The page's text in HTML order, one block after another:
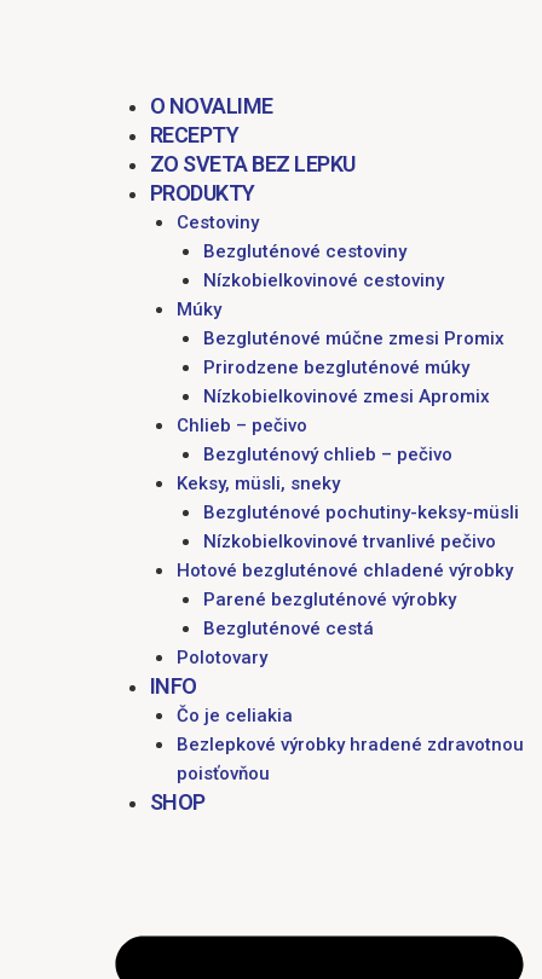
O NOVALIME
RECEPTY
ZO SVETA BEZ LEPKU
PRODUKTY
Cestoviny
Bezgluténové cestoviny
Nízkobielkovinové cestoviny
Múky
Bezgluténové múčne zmesi Promix
Prirodzene bezgluténové múky
Nízkobielkovinové zmesi Apromix
Chlieb – pečivo
Bezgluténový chlieb – pečivo
Keksy, müsli, sneky
Bezgluténové pochutiny-keksy-müsli
Nízkobielkovinové trvanlivé pečivo
Hotové bezgluténové chladené výrobky
Parené bezgluténové výrobky
Bezgluténové cestá
Polotovary
INFO
Čo je celiakia
Bezlepkové výrobky hradené zdravotnou
poisťovňou
SHOP